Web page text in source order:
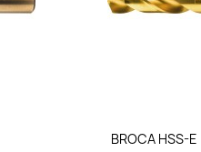
BROCA HSS-E